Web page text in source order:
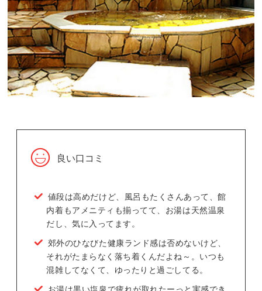
良い口コミ
値段は高めだけど、風呂もたくさんあって、館
内着もアメニティも揃ってて、お湯は天然温泉
だし、気に入ってます。
郊外のひなびた健康ランド感は否めないけど、
それがたまらなく落ち着くんだよね～。いつも
混雑してなくて、ゆったりと過ごしてる。
お湯は黒い塩泉で疲れが取れたーっと実感でき